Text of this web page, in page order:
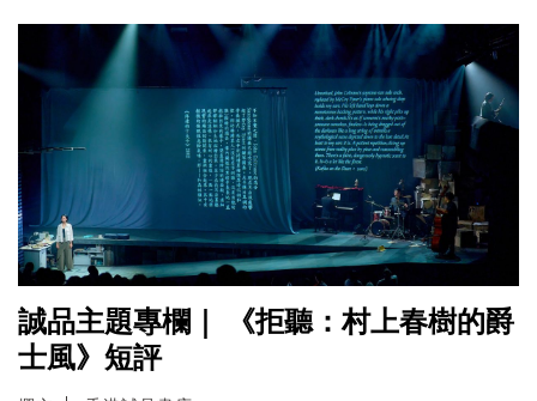
誠品主題專欄｜ 《拒聽：村上春樹的爵
士風》短評